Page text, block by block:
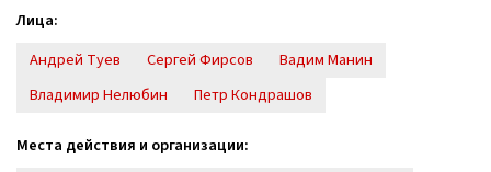
Лица:
Андрей Туев
Сергей Фирсов
Вадим Манин
Владимир Нелюбин
Петр Кондрашов
Места действия и организации: